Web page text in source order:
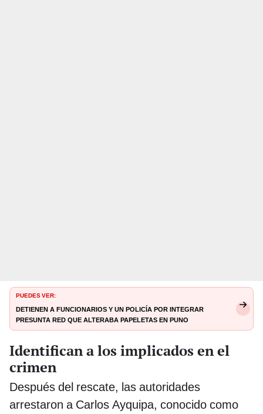
PUEDES VER:
Detienen a funcionarios y un policía por integrar
presunta red que alteraba papeletas en Puno
Identifican a los implicados en el
crimen
Después del rescate, las autoridades
arrestaron a Carlos Ayquipa, conocido como